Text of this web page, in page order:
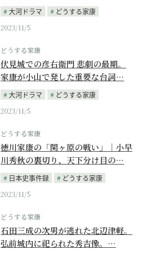
大河ドラマ
どうする家康
2023/11/5
どうする家康
伏見城での彦右衛門 悲劇の最期。
家康が小山で発した重要な台詞…
大河ドラマ
どうする家康
2023/11/5
どうする家康
徳川家康の「関ヶ原の戦い」｜小早
川秀秋の裏切り、天下分け目の…
日本史事件録
どうする家康
2023/11/5
どうする家康
石田三成の次男が逃れた北辺津軽。
弘前城内に祀られた秀吉像。…